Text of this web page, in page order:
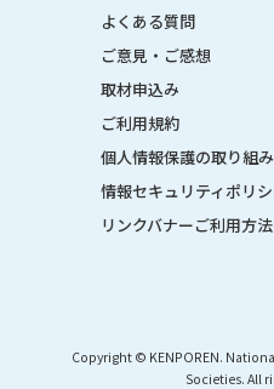
よくある質問
ご意見・ご感想
取材申込み
ご利用規約
個人情報保護の取り組み
情報セキュリティポリ
リンクバナーご利用方法
Copyright © KENPOREN.
Societies. All